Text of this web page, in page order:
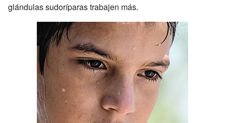
glándulas sudoríparas trabajen más.